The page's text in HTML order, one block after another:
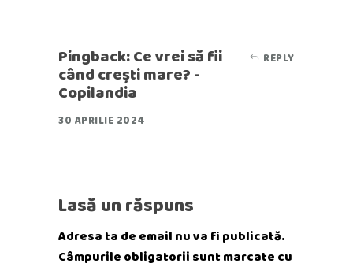
REPLY
Pingback:Ce vrei să fii
când crești mare? -
Copilandia
30 APRILIE 2024
Lasă un răspuns
Adresa ta de email nu va fi publicată.
Câmpurile obligatorii sunt marcate cu